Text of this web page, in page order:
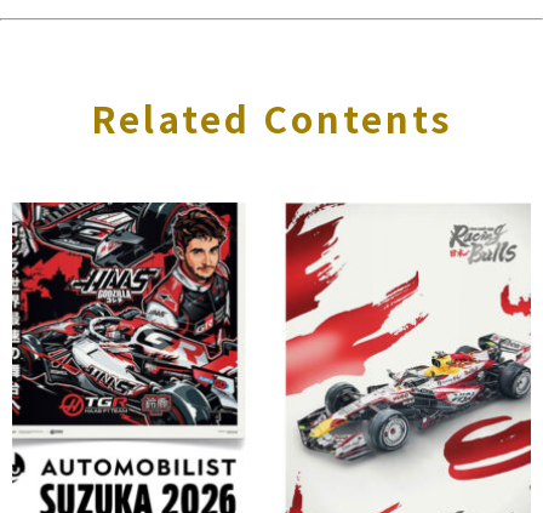
Related Contents